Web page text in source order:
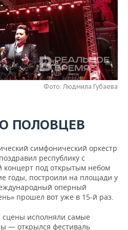
Фото: Людмила Губаева
ПОЛОВЦЕВ
симфонический оркестр
республику с
концерт под открытым небом
годы, построили на площади у
оперный
прошел вот уже в 15-й раз.
исполняли самые
— открылся фестиваль